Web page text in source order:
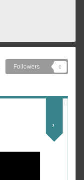
Followers 0